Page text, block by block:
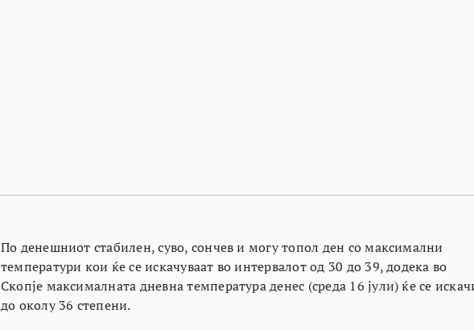
По денешниот стабилен, суво, сончев и могу топол ден со максимални
температури кои ќе се искачуваат во интервалот од 30 до 39, додека во
Скопје максималната дневна температура денес (среда 16 јули) ќе се
до околу 36 степени.